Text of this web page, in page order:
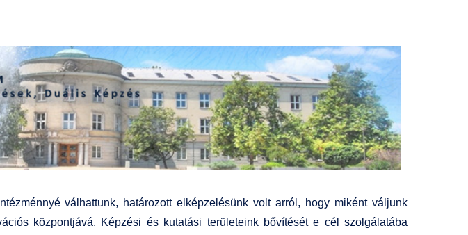
válhattunk, határozott elképzelésünk volt arról, hogy miként váljunk
központjává. Képzési és kutatási területeink bővítését e cél szolgálatába